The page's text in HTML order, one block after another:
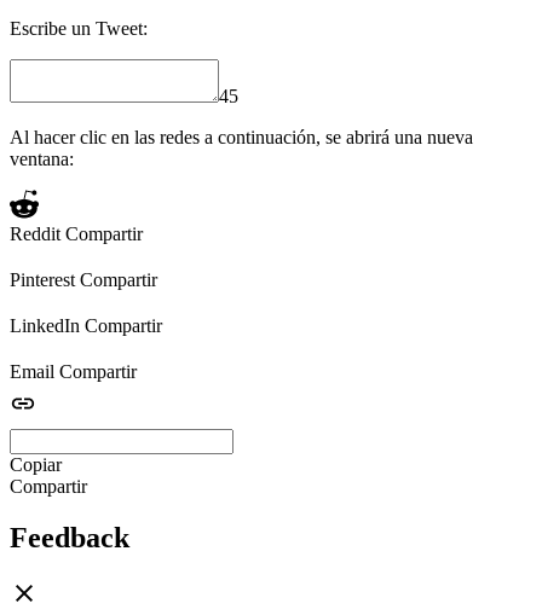
Escribe un Tweet:
45
Al hacer clic en las redes a continuación, se abrirá una nueva
ventana:
Reddit Compartir
Pinterest Compartir
LinkedIn Compartir
Email Compartir
Copiar
Compartir
Feedback